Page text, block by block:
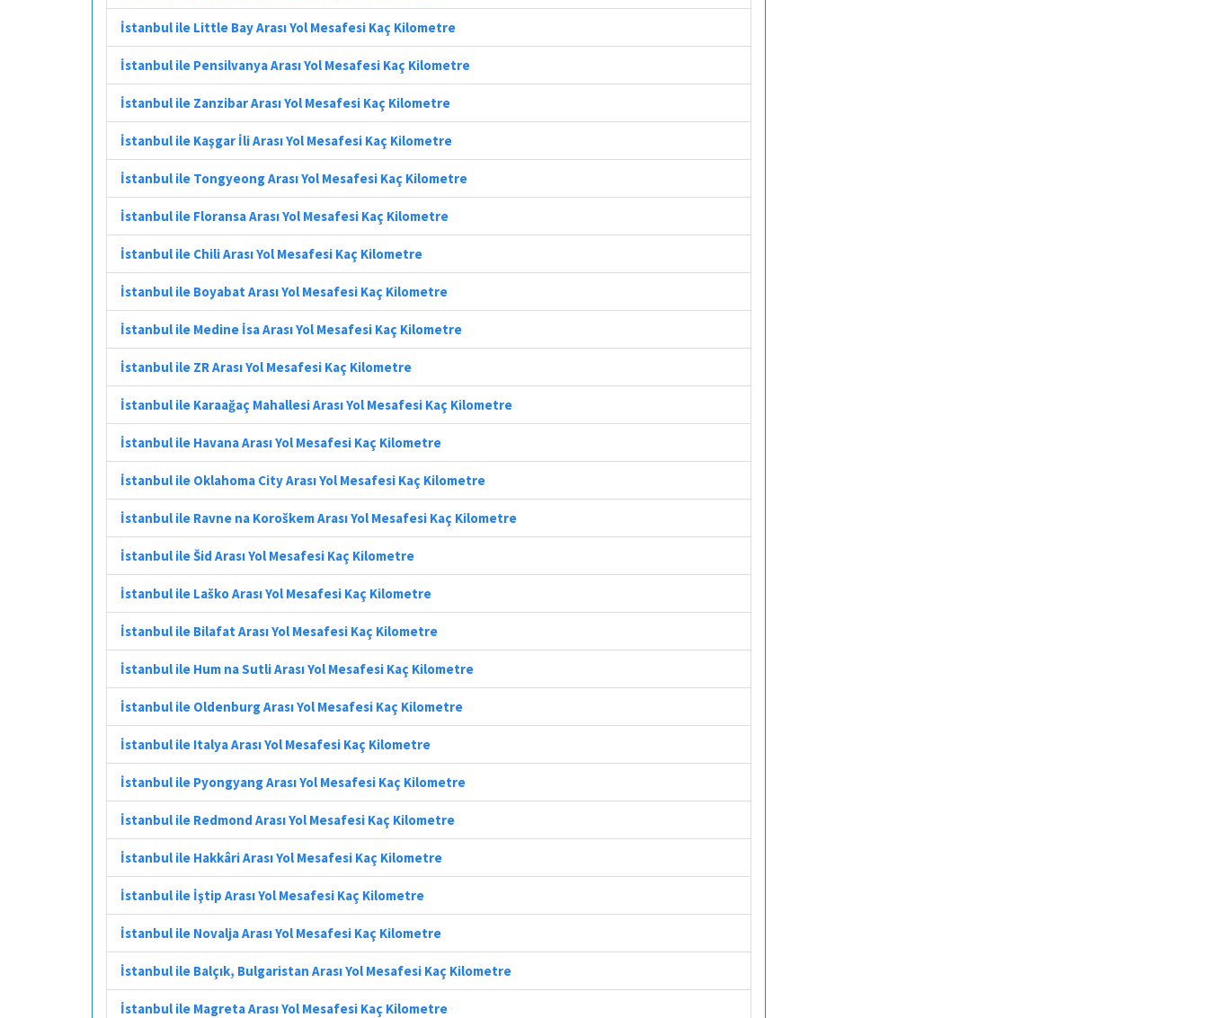
İstanbul ile Little Bay Arası Yol Mesafesi Kaç Kilometre
İstanbul ile Pensilvanya Arası Yol Mesafesi Kaç Kilometre
İstanbul ile Zanzibar Arası Yol Mesafesi Kaç Kilometre
İstanbul ile Kaşgar İli Arası Yol Mesafesi Kaç Kilometre
İstanbul ile Tongyeong Arası Yol Mesafesi Kaç Kilometre
İstanbul ile Floransa Arası Yol Mesafesi Kaç Kilometre
İstanbul ile Chili Arası Yol Mesafesi Kaç Kilometre
İstanbul ile Boyabat Arası Yol Mesafesi Kaç Kilometre
İstanbul ile Medine İsa Arası Yol Mesafesi Kaç Kilometre
İstanbul ile ZR Arası Yol Mesafesi Kaç Kilometre
İstanbul ile Karaağaç Mahallesi Arası Yol Mesafesi Kaç Kilometre
İstanbul ile Havana Arası Yol Mesafesi Kaç Kilometre
İstanbul ile Oklahoma City Arası Yol Mesafesi Kaç Kilometre
İstanbul ile Ravne na Koroškem Arası Yol Mesafesi Kaç Kilometre
İstanbul ile Šid Arası Yol Mesafesi Kaç Kilometre
İstanbul ile Laško Arası Yol Mesafesi Kaç Kilometre
İstanbul ile Bilafat Arası Yol Mesafesi Kaç Kilometre
İstanbul ile Hum na Sutli Arası Yol Mesafesi Kaç Kilometre
İstanbul ile Oldenburg Arası Yol Mesafesi Kaç Kilometre
İstanbul ile Italya Arası Yol Mesafesi Kaç Kilometre
İstanbul ile Pyongyang Arası Yol Mesafesi Kaç Kilometre
İstanbul ile Redmond Arası Yol Mesafesi Kaç Kilometre
İstanbul ile Hakkâri Arası Yol Mesafesi Kaç Kilometre
İstanbul ile İştip Arası Yol Mesafesi Kaç Kilometre
İstanbul ile Novalja Arası Yol Mesafesi Kaç Kilometre
İstanbul ile Balçık, Bulgaristan Arası Yol Mesafesi Kaç Kilometre
İstanbul ile Magreta Arası Yol Mesafesi Kaç Kilometre